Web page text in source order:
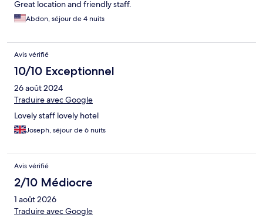
Great location and friendly staff.
Abdon, séjour de 4 nuits
Avis vérifié
10/10 Exceptionnel
26 août 2024
Traduire avec Google
Lovely staff lovely hotel
Joseph, séjour de 6 nuits
Avis vérifié
2/10 Médiocre
1 août 2026
Traduire avec Google